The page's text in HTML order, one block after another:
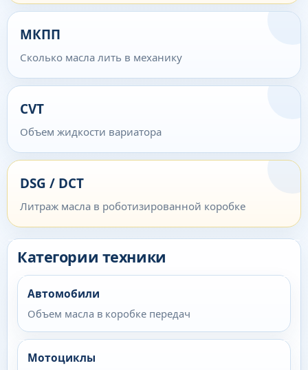
МКПП
Сколько масла лить в механику
CVT
Объем жидкости вариатора
DSG / DCT
Литраж масла в роботизированной коробке
Категории техники
Автомобили
Объем масла в коробке передач
Мотоциклы